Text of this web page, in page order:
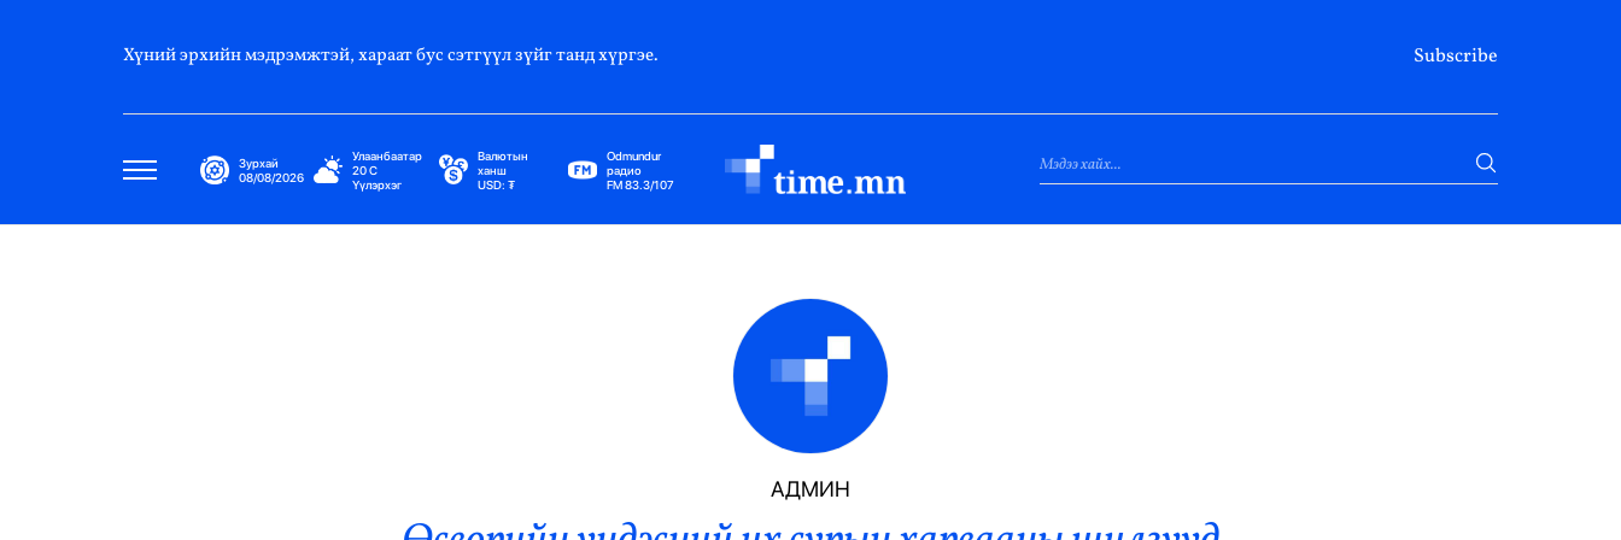
Хүний эрхийн мэдрэмжтэй, хараат бус сэтгүүл зүйг танд хүргэе. Subscribe
Зурхай
08/08/2026
Улаанбаатар
20C
Үүлэрхэг
Валютын
ханш
USD: ₮
Odmundur
радио
FM 83.3/107
Гадаад Харилцаа
Элчин Сайд
Парламент
Засгийн Газар
АДМИН